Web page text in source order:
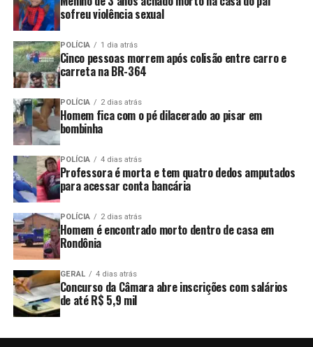
sofreu violência sexual
POLÍCIA 1 dia atrás
Cinco pessoas morrem após colisão entre carro e
carreta na BR-364
POLÍCIA 2 dias atrás
Homem fica com o pé dilacerado ao pisar em
bombinha
POLÍCIA 4 dias atrás
Professora é morta e tem quatro dedos amputados
para acessar conta bancária
POLÍCIA 2 dias atrás
Homem é encontrado morto dentro de casa em
Rondônia
GERAL 4 dias atrás
Concurso da Câmara abre inscrições com salários
de até R$ 5,9 mil